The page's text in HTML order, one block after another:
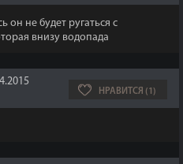
не будет ругаться с
внизу водопада
НРАВИТСЯ (1)